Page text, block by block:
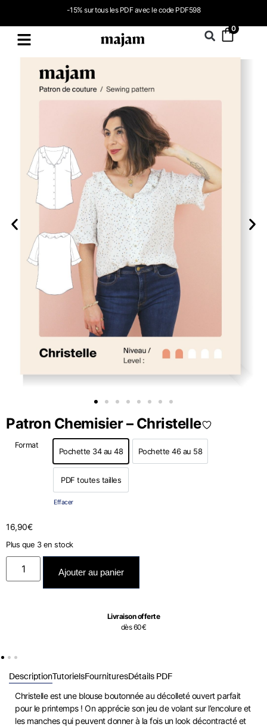
-15% sur tous les PDF avec le code PDF598
0
Patron Chemisier – Christelle
Format
Pochette 34 au 48 Pochette 46 au 58
PDF toutes tailles
Effacer
16,90€
Plus que 3 en stock
Ajouter au panier
Livraison offerte
dès 60€
DescriptionTutorielsFournituresDétails PDF
Christelle est une blouse boutonnée au décolleté ouvert parfait
pour le printemps ! On apprécie son jeu de volant sur l’encolure et
les manches qui peuvent donner à la fois un look décontracté et